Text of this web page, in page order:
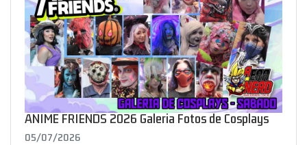
ANIME FRIENDS 2026 Galeria Fotos de Cosplays
05/07/2026